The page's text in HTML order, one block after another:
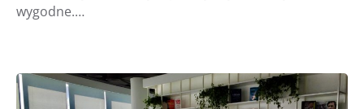
wygodne.…